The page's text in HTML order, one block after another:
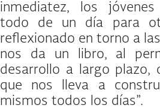
inmediatez, los
todo de un día para
reflexionado en torno a
nos da un libro, al
desarrollo a largo plazo,
que nos lleva a
mismos todos los días”.